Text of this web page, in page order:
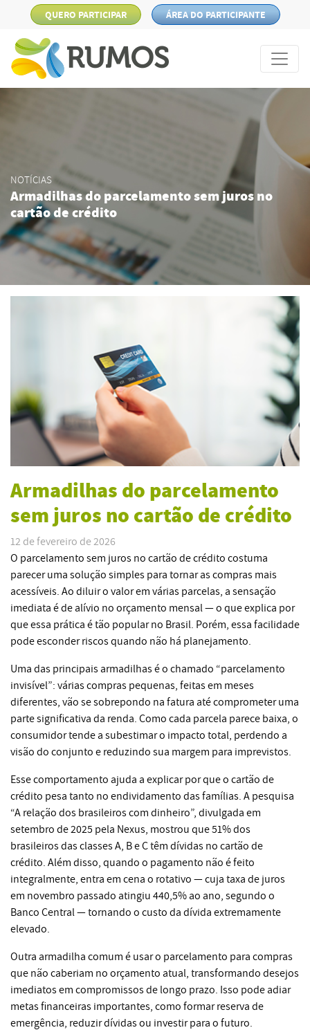
QUERO PARTICIPAR ÁREA DO PARTICIPANTE
NOTÍCIAS
Armadilhas do parcelamento sem juros no
cartão de crédito
Armadilhas do parcelamento
sem juros no cartão de crédito
12 de fevereiro de 2026
O parcelamento sem juros no cartão de crédito costuma
parecer uma solução simples para tornar as compras mais
acessíveis. Ao diluir o valor em várias parcelas, a sensação
imediata é de alívio no orçamento mensal — o que explica por
que essa prática é tão popular no Brasil. Porém, essa facilidade
pode esconder riscos quando não há planejamento.
Uma das principais armadilhas é o chamado “parcelamento
invisível”: várias compras pequenas, feitas em meses
diferentes, vão se sobrepondo na fatura até comprometer uma
parte significativa da renda. Como cada parcela parece baixa, o
consumidor tende a subestimar o impacto total, perdendo a
visão do conjunto e reduzindo sua margem para imprevistos.
Esse comportamento ajuda a explicar por que o cartão de
crédito pesa tanto no endividamento das famílias. A pesquisa
“A relação dos brasileiros com dinheiro”, divulgada em
setembro de 2025 pela Nexus, mostrou que 51% dos
brasileiros das classes A, B e C têm dívidas no cartão de
crédito. Além disso, quando o pagamento não é feito
integralmente, entra em cena o rotativo — cuja taxa de juros
em novembro passado atingiu 440,5% ao ano, segundo o
Banco Central — tornando o custo da dívida extremamente
elevado.
Outra armadilha comum é usar o parcelamento para compras
que não caberiam no orçamento atual, transformando desejos
imediatos em compromissos de longo prazo. Isso pode adiar
metas financeiras importantes, como formar reserva de
emergência, reduzir dívidas ou investir para o futuro.